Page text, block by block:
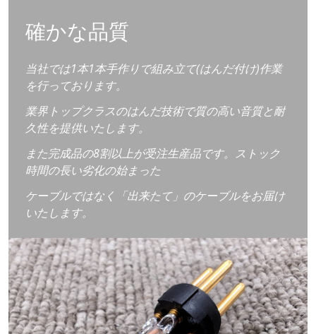
確かな品質
当社では1本1本手作りで組み立て(はんだ付け)作業
を行っております。
業界トップクラスのはんだ技術で質の高い音質と耐
久性を提供いたします。
また完成品の8割以上が受注生産品です。ストック
時間の長い劣化の始まった
ケーブルではなく「出来たて」のケーブルをお届け
いたします。